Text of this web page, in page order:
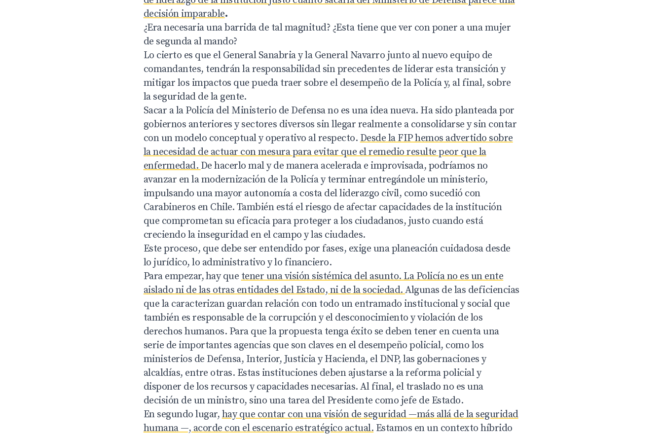
decisión imparable.
¿Era necesaria una barrida de tal magnitud? ¿Esta tiene que ver con poner a una mujer
de segunda al mando?
Lo cierto es que el General Sanabria y la General Navarro junto al nuevo equipo de
comandantes, tendrán la responsabilidad sin precedentes de liderar esta transición y
mitigar los impactos que pueda traer sobre el desempeño de la Policía y, al final, sobre
la seguridad de la gente.
Sacar a la Policía del Ministerio de Defensa no es una idea nueva. Ha sido planteada por
gobiernos anteriores y sectores diversos sin llegar realmente a consolidarse y sin contar
con un modelo conceptual y operativo al respecto. Desde la FIP hemos advertido sobre
la necesidad de actuar con mesura para evitar que el remedio resulte peor que la
enfermedad. De hacerlo mal y de manera acelerada e improvisada, podríamos no
avanzar en la modernización de la Policía y terminar entregándole un ministerio,
impulsando una mayor autonomía a costa del liderazgo civil, como sucedió con
Carabineros en Chile. También está el riesgo de afectar capacidades de la institución
que comprometan su eficacia para proteger a los ciudadanos, justo cuando está
creciendo la inseguridad en el campo y las ciudades.
Este proceso, que debe ser entendido por fases, exige una planeación cuidadosa desde
lo jurídico, lo administrativo y lo financiero.
Para empezar,hay que tener una visión sistémica del asunto. La Policía no es un ente
aislado ni de las otras entidades del Estado, ni de la sociedad.Algunas de las deficiencias
que la caracterizan guardan relación con todo un entramado institucional y social que
también es responsable de la corrupción y el desconocimiento y violación de los
derechos humanos. Para que la propuesta tenga éxito se deben tener en cuenta una
serie de importantes agencias que son claves en el desempeño policial, como los
ministerios de Defensa, Interior, Justicia y Hacienda, el DNP, las gobernaciones y
alcaldías, entre otras. Estas instituciones deben ajustarse a la reforma policial y
disponer de los recursos y capacidades necesarias. Al final, el traslado no es una
decisión de un ministro, sino una tarea del Presidente como jefe de Estado.
En segundo lugar, hay que contar con una visión de seguridad —más allá de la seguridad
humana —, acorde con el escenario estratégico actual. Estamos en un contexto híbrido